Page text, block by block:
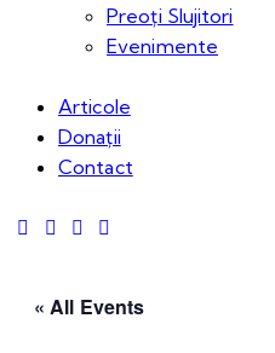
Preoți Slujitori
Evenimente
Articole
Donații
Contact
« All Events